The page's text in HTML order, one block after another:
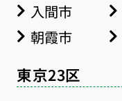
入間市
朝霞市
東京23区